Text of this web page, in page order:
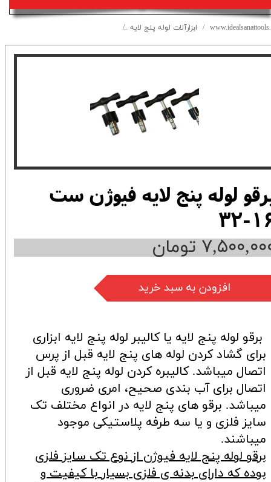
ابزارآلات لوله پنج لایه
لوله پنج لایه فیوژن ست
تومان
افزودن به سبد خرید
برقو لوله پنج لایه یا کالیبر لوله پنج لایه ابزاری
برای گشاد کردن لوله های پنج لایه قبل از پرس
اتصال میباشد. کالیبره کردن لوله پنج لایه قبل از
اتصال برای آب بندی صحیح، امری ضروری
میباشد. برقو های پنج لایه در انواع مختلف تک
سایز فلزی و یا سه طرفه پلاستیکی موجود
میباشند.
برقو لوله پنج لایه فیوژن از نوع تک سایز فلزی
بوده که دارای بدنه ی فلزی بسیار با کیفیت و